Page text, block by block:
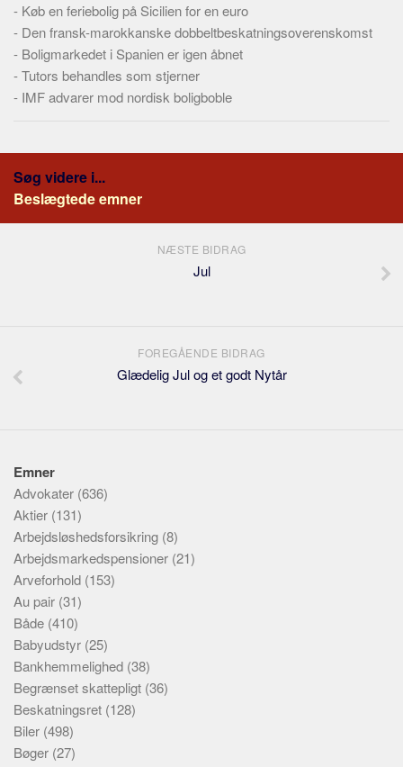
- Køb en feriebolig på Sicilien for en euro
- Den fransk-marokkanske dobbeltbeskatningsoverenskomst
- Boligmarkedet i Spanien er igen åbnet
-Tutors behandles som stjerner
- IMF advarer mod nordisk boligboble
Søg videre i...
Beslægtede emner
NÆSTE BIDRAG
Jul
FOREGÅENDE BIDRAG
Glædelig Jul og et godt Nytår
Emner
Advokater (636)
Aktier (131)
Arbejdsløshedsforsikring (8)
Arbejdsmarkedspensioner (21)
Arveforhold (153)
Au pair (31)
Både (410)
Babyudstyr (25)
Bankhemmelighed (38)
Begrænset skattepligt (36)
Beskatningsret (128)
Biler (498)
Bøger (27)